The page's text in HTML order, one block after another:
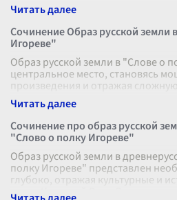
Сочинение Образ русской земли
Игореве"
Образ русской земли в "Слове о
центральное место, становясь
произведения и отражая сложную
которыми живут люди, осознавши
Сочинение про образ русской
"Слово о полку Игореве"
Образ русской земли в
полку Игореве" представлен
глубоко, отражая культурные и
эпохи Киевской Руси. Это пр